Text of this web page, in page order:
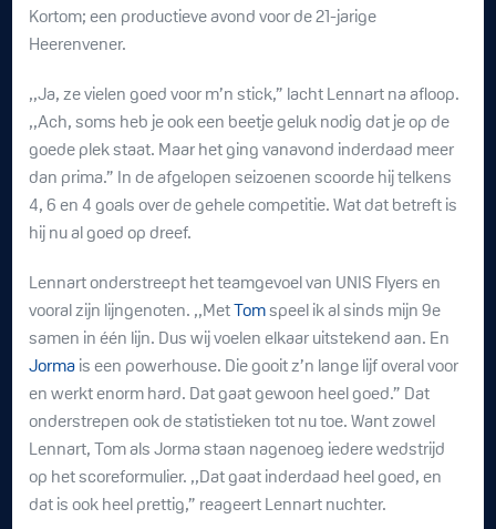
Kortom; een productieve avond voor de 21-jarige
Heerenvener.
,,Ja, ze vielen goed voor m’n stick,” lacht Lennart na afloop.
,,Ach, soms heb je ook een beetje geluk nodig dat je op de
goede plek staat. Maar het ging vanavond inderdaad meer
dan prima.” In de afgelopen seizoenen scoorde hij telkens
4, 6 en 4 goals over de gehele competitie. Wat dat betreft is
hij nu al goed op dreef.
Lennart onderstreept het teamgevoel van UNIS Flyers en
vooral zijn lijngenoten. ,,Met
Tomspeel ik al sinds mijn 9e
samen in één lijn. Dus wij voelen elkaar uitstekend aan. En
Jorma is een powerhouse. Die gooit z’n lange lijf overal voor
en werkt enorm hard. Dat gaat gewoon heel goed.” Dat
onderstrepen ook de statistieken tot nu toe. Want zowel
Lennart, Tom als Jorma staan nagenoeg iedere wedstrijd
op het scoreformulier. ,,Dat gaat inderdaad heel goed, en
dat is ook heel prettig,” reageert Lennart nuchter.